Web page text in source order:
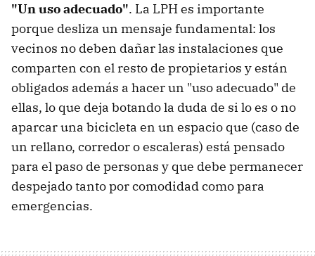
"Un uso adecuado". La LPH es importante
porque desliza un mensaje fundamental: los
vecinos no deben dañar las instalaciones que
comparten con el resto de propietarios y están
obligados además a hacer un "uso adecuado" de
ellas, lo que deja botando la duda de si lo es o no
aparcar una bicicleta en un espacio que (caso de
un rellano, corredor o escaleras) está pensado
para el paso de personas y que debe permanecer
despejado tanto por comodidad como para
emergencias.